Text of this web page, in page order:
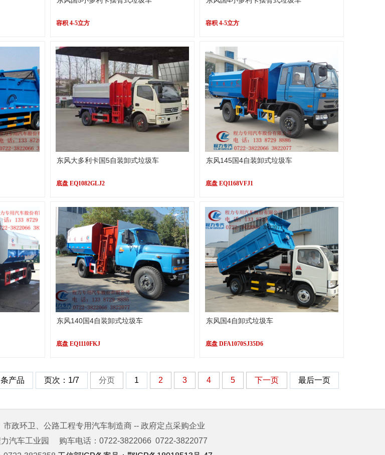
容积 4-5立方 容积 4-5立方
东风大多利卡国5自装卸式垃圾车
底盘 EQ1082GLJ2
东风145国4自装卸式垃圾车
底盘 EQ1168VFJ1
东风140国4自装卸式垃圾车
底盘 EQ1110FKJ
东风国4自卸式垃圾车
底盘 DFA1070SJ35D6
条产品 页次：1/7 分页 1 2 3 4 5 下一页 最后一页
政环卫、公路工程专用汽车制造商 -- 政府定点采购企业
力汽车工业园 购车电话：0722-3822066 0722-3822077